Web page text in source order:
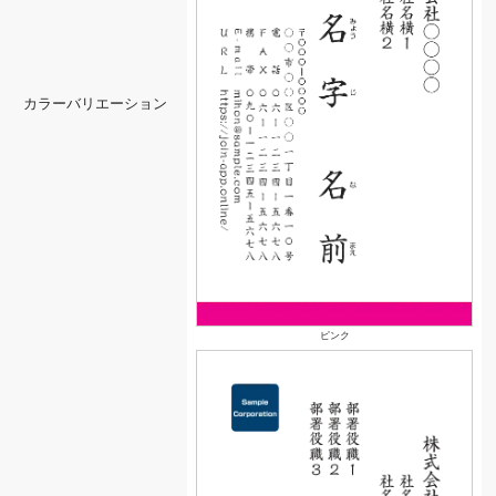
カラーバリエーション
ピンク